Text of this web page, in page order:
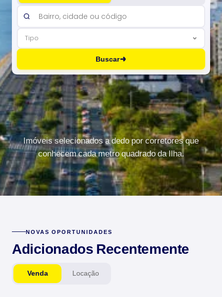
Tipo
Buscar
Imóveis selecionados a dedo por corretores que
conhecem cada metro quadrado da Ilha.
NOVAS OPORTUNIDADES
Adicionados Recentemente
Venda Locação